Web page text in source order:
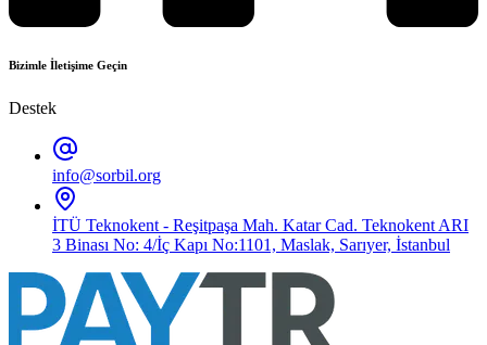
Bizimle İletişime Geçin
Destek
info@sorbil.org
İTÜ Teknokent - Reşitpaşa Mah. Katar Cad. Teknokent ARI
3 Binası No: 4/İç Kapı No:1101, Maslak, Sarıyer, İstanbul